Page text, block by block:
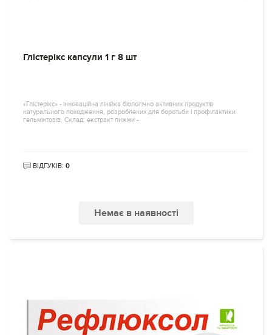
Глістерікс капсули 1 г 8 шт
«Глістерікс» - інноваційна лінійка біологічно активних продуктів
натурального походження, розроблених для боротьби і профілактики
гельмінтозів. Склад: екстракт пижми -
ВІДГУКІВ: 0
Немає в наявності